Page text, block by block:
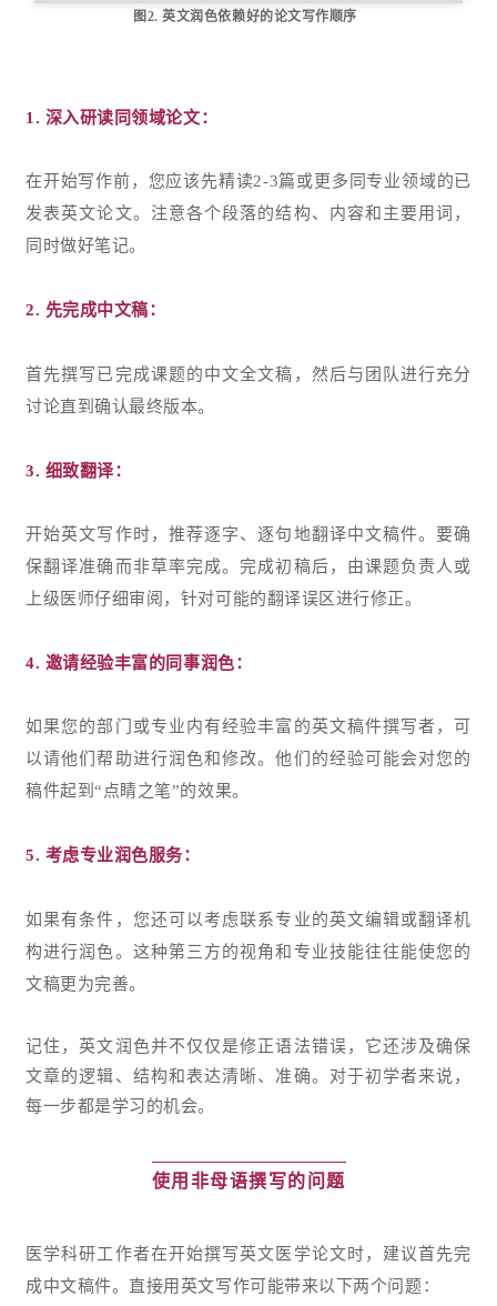
图2. 英文润色依赖好的论文写作顺序
1. 深入研读同领域论文：
在开始写作前，您应该先精读2-3篇或更多同专业领域的已
发表英文论文。注意各个段落的结构、内容和主要用词，
同时做好笔记。
2. 先完成中文稿：
首先撰写已完成课题的中文全文稿，然后与团队进行充分
讨论直到确认最终版本。
3. 细致翻译：
开始英文写作时，推荐逐字、逐句地翻译中文稿件。要确
保翻译准确而非草率完成。完成初稿后，由课题负责人或
上级医师仔细审阅，针对可能的翻译误区进行修正。
4. 邀请经验丰富的同事润色：
如果您的部门或专业内有经验丰富的英文稿件撰写者，可
以请他们帮助进行润色和修改。他们的经验可能会对您的
稿件起到“点睛之笔”的效果。
5. 考虑专业润色服务：
如果有条件，您还可以考虑联系专业的英文编辑或翻译机
构进行润色。这种第三方的视角和专业技能往往能使您的
文稿更为完善。
记住，英文润色并不仅仅是修正语法错误，它还涉及确保
文章的逻辑、结构和表达清晰、准确。对于初学者来说，
每一步都是学习的机会。
使用非母语撰写的问题
医学科研工作者在开始撰写英文医学论文时，建议首先完
成中文稿件。直接用英文写作可能带来以下两个问题：